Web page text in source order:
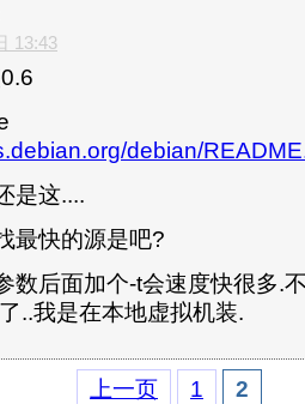
13:43
debian/
是这....
最快的源是吧?
数后面加个-t会速度快很多.
..我是在本地虚拟机装.
上一页 1 2